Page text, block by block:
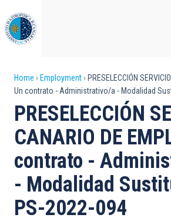
to
main
content
Breadcrumb
Home Employment
PRESELECCIÓN
Un contrato - Administrativo/a - Modalidad
PRESELECCIÓN
CANARIO DE
contrato -
- Modalidad
PS-2022-094